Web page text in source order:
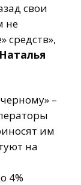
свои
не
средств»,
Наталья
–
им
на
4%